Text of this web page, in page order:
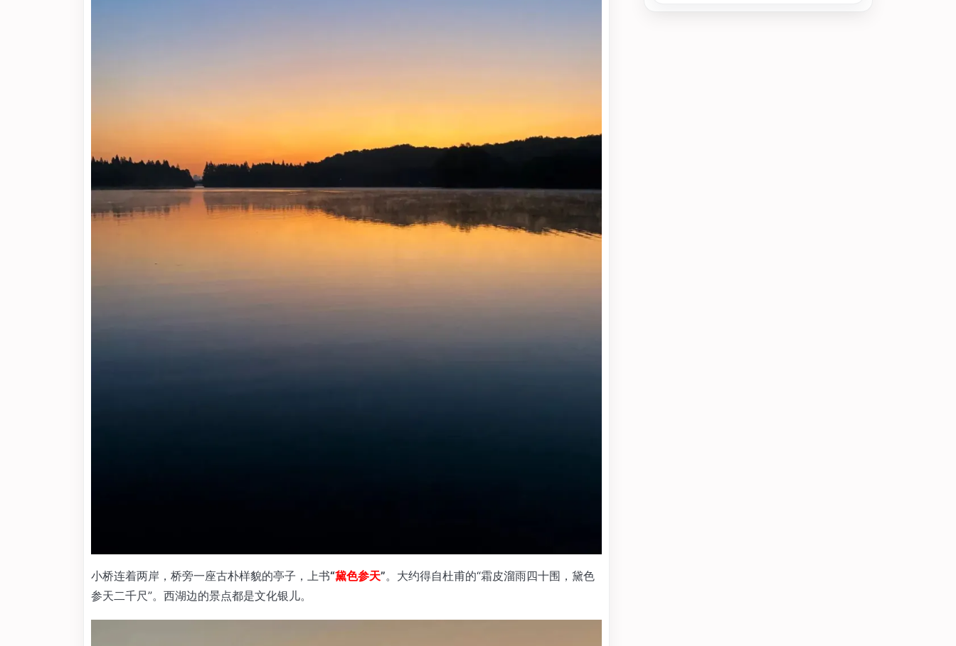
小桥连着两岸，桥旁一座古朴样貌的亭子，上书“黛色参天”。大约得自杜甫的“霜皮溜雨四十围，黛色
参天二千尺”。西湖边的景点都是文化银儿。